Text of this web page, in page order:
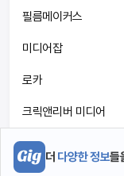
더 다양한 정보들
필름메이커스
미디어잡
로카
크릭앤리버 미디어
DOF LOOK